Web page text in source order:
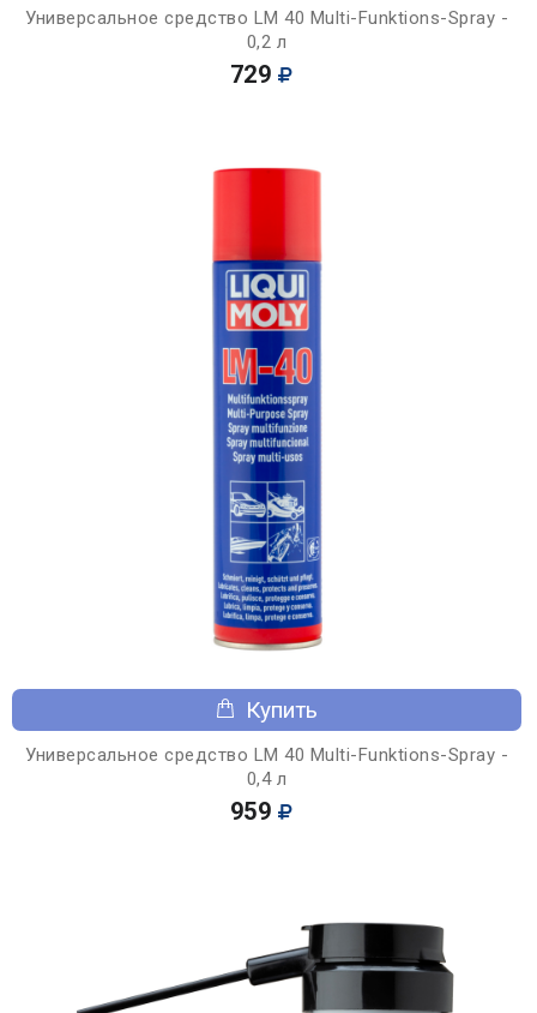
Универсальное средство LM 40 Multi-Funktions-Spray -
0,2 л
729
Купить
Универсальное средство LM 40 Multi-Funktions-Spray -
0,4 л
959